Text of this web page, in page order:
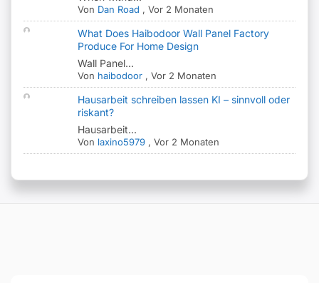
Von Dan Road ,Vor 2 Monaten
What Does Haibodoor Wall Panel Factory
Produce For Home Design
Wall Panel...
Von haibodoor ,Vor 2 Monaten
Hausarbeit schreiben lassen KI – sinnvoll oder
riskant?
Hausarbeit...
Von laxino5979 ,Vor 2 Monaten